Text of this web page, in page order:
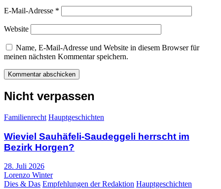
E-Mail-Adresse *
Website
Name, E-Mail-Adresse und Website in diesem Browser für
meinen nächsten Kommentar speichern.
Nicht verpassen
Familienrecht Hauptgeschichten
Wieviel Sauhäfeli-Saudeggeli herrscht im
Bezirk Horgen?
28. Juli 2026
Lorenzo Winter
Dies & Das Empfehlungen der Redaktion Hauptgeschichten